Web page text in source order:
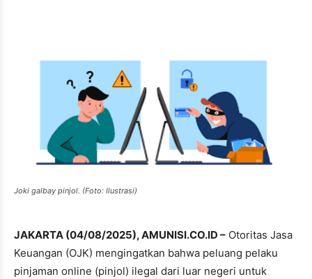
Joki galbay pinjol. (Foto: Ilustrasi)
JAKARTA (04/08/2025), AMUNISI.CO.ID – Otoritas Jasa
Keuangan (OJK) mengingatkan bahwa peluang pelaku
pinjaman online (pinjol) ilegal dari luar negeri untuk